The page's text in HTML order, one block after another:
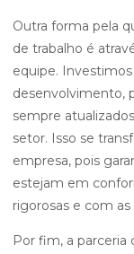
Outra forma pela
de trabalho é
equipe.
desenvolvimento,
sempre
setor. Isso se
empresa, pois
estejam em
rigorosas e com
Por fim, a parceria